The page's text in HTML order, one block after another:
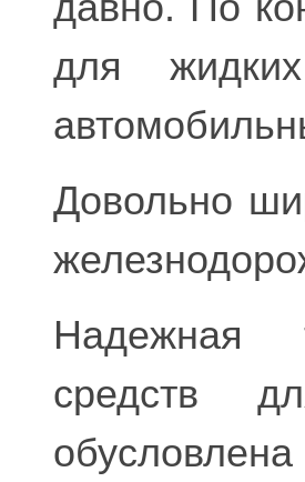
для
Довольно
Надежная
средств